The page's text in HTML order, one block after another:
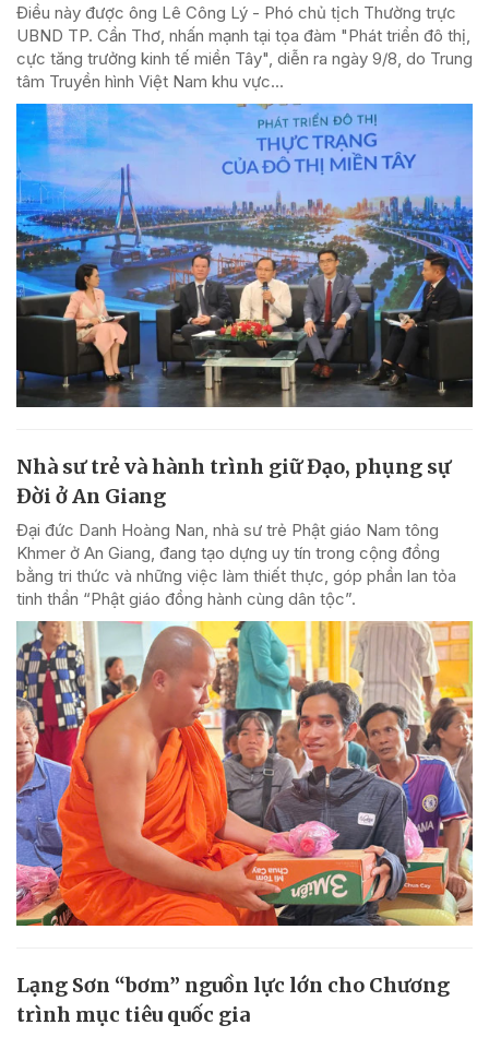
Điều này được ông Lê Công Lý - Phó chủ tịch Thường trực
UBND TP. Cần Thơ, nhấn mạnh tại tọa đàm "Phát triển đô thị,
cực tăng trưởng kinh tế miền Tây", diễn ra ngày 9/8, do Trung
tâm Truyền hình Việt Nam khu vực...
Nhà sư trẻ và hành trình giữ Đạo, phụng sự
Đời ở An Giang
Đại đức Danh Hoàng Nan, nhà sư trẻ Phật giáo Nam tông
Khmer ở An Giang, đang tạo dựng uy tín trong cộng đồng
bằng tri thức và những việc làm thiết thực, góp phần lan tỏa
tinh thần “Phật giáo đồng hành cùng dân tộc”.
Lạng Sơn “bơm” nguồn lực lớn cho Chương
trình mục tiêu quốc gia